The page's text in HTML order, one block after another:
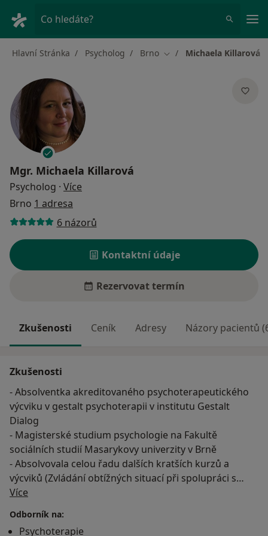
Co hledáte?
Hlavní Stránka Psycholog Brno Změna města
Michaela Killarová
Mgr. Michaela Killarová
Psycholog · Více
Brno 1 adresa
6 názorů
Kontaktní údaje
Rezervovat termín
Zkušenosti Ceník Adresy Názory pacientů
Zkušenosti
- Absolventka akreditovaného psychoterapeutického
výcviku v gestalt psychoterapii v institutu Gestalt
Dialog
- Magisterské studium psychologie na Fakultě
sociálních studií Masarykovy univerzity v Brně
- Absolvovala celou řadu dalších kratších kurzů a
výcviků (Zvládání obtížných situací při spolupráci s
klientem, Dramaterapie, Hledání a léčba vnitřního
dítěte, Hlas jako individualita…)
- Pracovala jako psychoterapeut v chráněném bydlení
Více
Odborník na:
Psychoterapie